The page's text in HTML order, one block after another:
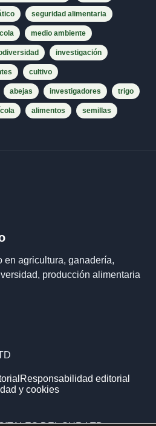
seguridad alimentaria
medio ambiente
investigación
cultivo
abejas investigadores trigo
alimentos semillas
en agricultura, ganadería,
producción alimentaria
Responsabilidad editorial
y cookies